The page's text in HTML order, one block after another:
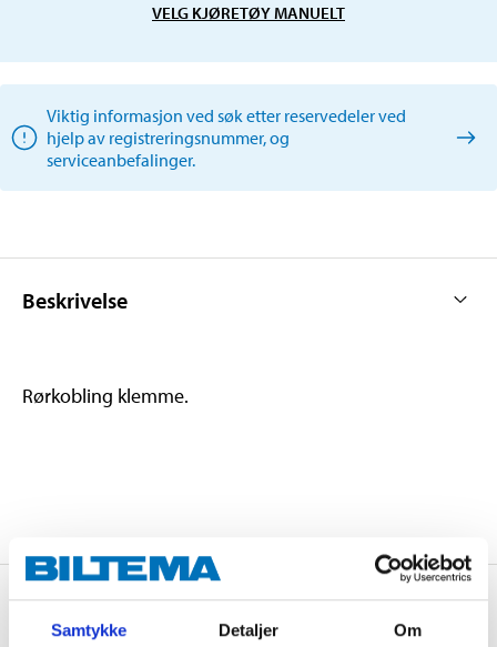
Samtykke Detaljer Om
VELG KJØRETØY MANUELT
Viktig informasjon ved søk etter reservedeler ved
hjelp av registreringsnummer, og
serviceanbefalinger.
Beskrivelse
Rørkobling klemme.
Om produsenten